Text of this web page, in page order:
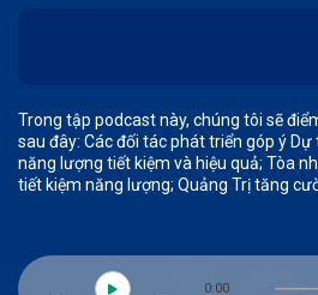
Trong tập podcast này, chúng tôi sẽ
sau đây: Các đối tác phát triển góp ý
năng lượng tiết kiệm và hiệu quả; Tòa
tiết kiệm năng lượng; Quảng Trị tăng
0:00